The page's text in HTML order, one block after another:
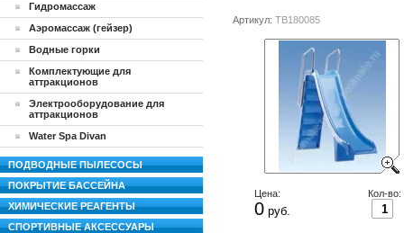
Артикул: TB180085
Цена:
0 руб.
Кол-во:
Гидромассаж
Аэромассаж (гейзер)
Водные горки
Комплектующие для
аттракционов
Электрооборудование для
аттракционов
Water Spa Divan
ПОДВОДНЫЕ ПЫЛЕСОСЫ
ПОКРЫТИЕ БАССЕЙНА
ХИМИЧЕСКИЕ РЕАГЕНТЫ
СПОРТИВНЫЕ АКСЕССУАРЫ